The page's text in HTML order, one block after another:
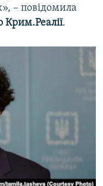
– повідомила
Крим.Реалії.